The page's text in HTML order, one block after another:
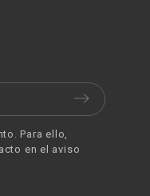
Para ello,
en el aviso